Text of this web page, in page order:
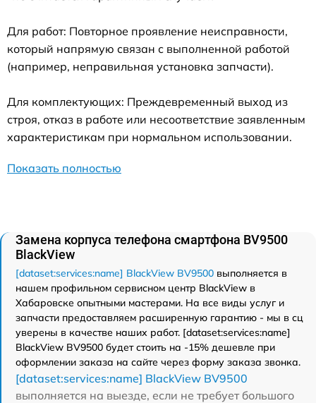
Для работ: Повторное проявление неисправности,
который напрямую связан с выполненной работой
(например, неправильная установка запчасти).
Для комплектующих: Преждевременный выход из
строя, отказ в работе или несоответствие заявленным
характеристикам при нормальном использовании.
Показать полностью
Замена корпуса телефона смартфона BV9500
BlackView
[dataset:services:name] BlackView BV9500 выполняется в
нашем профильном сервисном центр BlackView в
Хабаровске опытными мастерами. На все виды услуг и
запчасти предоставляем расширенную гарантию - мы в сц
уверены в качестве наших работ. [dataset:services:name]
BlackView BV9500 будет стоить на -15% дешевле при
оформлении заказа на сайте через форму заказа звонка.
[dataset:services:name] BlackView BV9500
выполняется на выезде, если не требует большого